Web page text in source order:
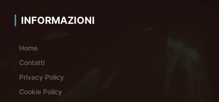
INFORMAZIONI
Home
Contatti
Privacy Policy
Cookie Policy